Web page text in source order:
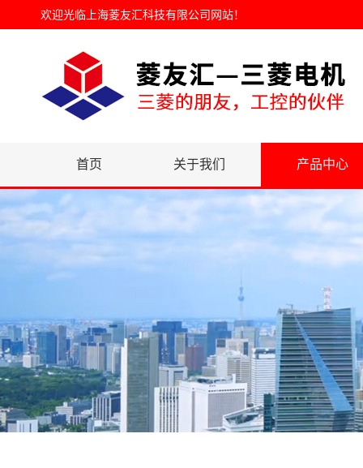
欢迎光临 上海菱友汇科技有限公司网站！
首页 关于我们 产品中心